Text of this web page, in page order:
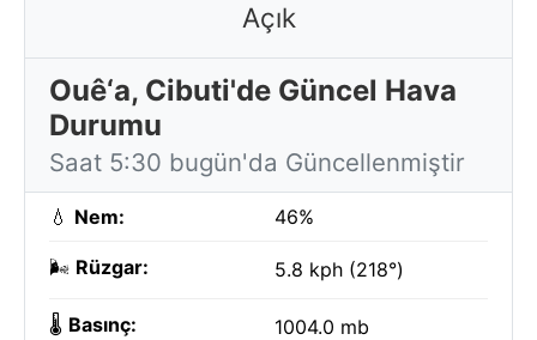
Açık
Ouê‘a, Cibuti'de Güncel Hava
Durumu
Saat 5:30 bugün'da Güncellenmiştir
💧 Nem: 46%
🌬️ Rüzgar: 5.8 kph (218°)
🌡️ Basınç: 1004.0 mb